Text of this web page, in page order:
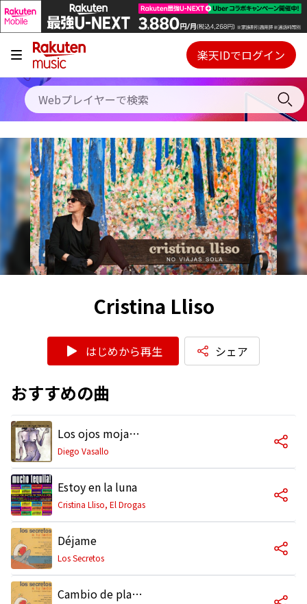
キャンペーン
料金プラン
使い方
初回30日間無料お試し
Webプレイヤー
ご契約内容の確認・変更
楽天IDでログイン
Cristina Lliso
はじめから再生 シェア
おすすめの曲
Los ojos mojados (con Cristina Lliso)
Diego Vasallo
Estoy en la luna
Cristina Lliso, El Drogas
Déjame
Los Secretos
Cambio de planes (feat. Cristina Lliso y Javier Alvarez)